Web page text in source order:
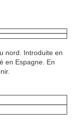
nord. Introduite en
en Espagne. En